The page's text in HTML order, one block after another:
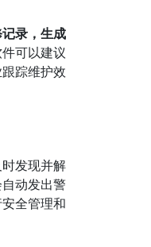
录，生成
可以建议
踪维护效
时发现并解
动发出警
全管理和